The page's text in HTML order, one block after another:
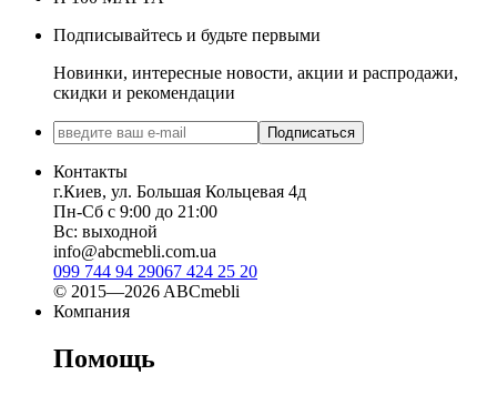
Подписывайтесь и будьте первыми
Новинки, интересные новости, акции и распродажи,
скидки и рекомендации
Подписаться
Контакты
г.Киев, ул. Большая Кольцевая 4д
Пн-Сб с 9:00 до 21:00
Вс: выходной
info@abcmebli.com.ua
099 744 94 29067 424 25 20
© 2015—2026 ABCmebli
Компания
Помощь